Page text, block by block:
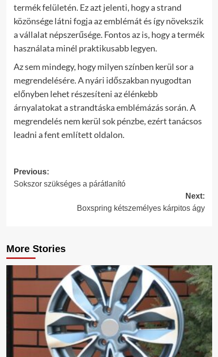
termék felületén. Ez azt jelenti, hogy a strand
közönsége látni fogja az emblémát és így növekszik
a vállalat népszerűsége. Fontos az is, hogy a termék
használata minél praktikusabb legyen.
Az sem mindegy, hogy milyen színben kerül sor a
megrendelésére. A nyári időszakban nyugodtan
előnyben lehet részesíteni az élénkebb
árnyalatokat a strandtáska emblémázás során. A
megrendelés nem kerül sok pénzbe, ezért tanácsos
leadni a fent említett oldalon.
Post
navigation
Previous:
Sokszor szükséges a párátlanító
Next:
Boxspring kétszemélyes kárpitos ágy
More Stories